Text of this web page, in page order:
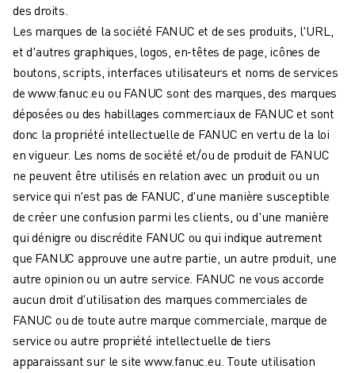
ENTRETIEN DES MACHINES
MANUTENTION
PEINTURE
PALETTISATION
SOUDAGE PAR POINTS
INSPECTION DE LA VISION
DÉCOUPAGE PAR FIL EDM
TÉMOIGNAGES
SERVICE CLIENTÈLE
SERVICE CLIENTÈLE
FANUC PLANS
TERRAIN ET MAINTENANCE
SUPPORT TECHNIQUE À DISTANCE
PIÈCES DE RECHANGE
REMISE À NEUF
OUTILS DE SERVICE NUMÉRIQUE
E-STORE
CENTRE DE TÉLÉCHARGEMENT " MYFANUC
des droits.
Les marques de la société FANUC et de ses produits, l'URL,
et d'autres graphiques, logos, en-têtes de page, icônes de
boutons, scripts, interfaces utilisateurs et noms de services
de www.fanuc.eu ou FANUC sont des marques, des marques
déposées ou des habillages commerciaux de FANUC et sont
donc la propriété intellectuelle de FANUC en vertu de la loi
en vigueur. Les noms de société et/ou de produit de FANUC
ne peuvent être utilisés en relation avec un produit ou un
service qui n'est pas de FANUC, d'une manière susceptible
de créer une confusion parmi les clients, ou d'une manière
qui dénigre ou discrédite FANUC ou qui indique autrement
que FANUC approuve une autre partie, un autre produit, une
autre opinion ou un autre service. FANUC ne vous accorde
aucun droit d'utilisation des marques commerciales de
FANUC ou de toute autre marque commerciale, marque de
service ou autre propriété intellectuelle de tiers
apparaissant sur le site www.fanuc.eu. Toute utilisation